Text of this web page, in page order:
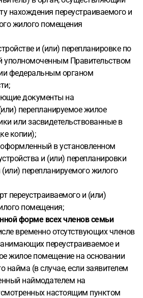
нахождения переустраиваемого и
жилого помещения
и (или) перепланировке по
уполномоченным Правительством
федеральным органом
документы на
перепланируемое жилое
или засвидетельствованные в
копии);
в установленном
и (или) перепланировки
(или) перепланируемого жилого
переустраиваемого и (или)
помещения;
форме всех членов семьи
временно отсутствующих членов
переустраиваемое и
жилое помещение на основании
найма (в случае, если заявителем
наймодателем на
настоящим пунктом